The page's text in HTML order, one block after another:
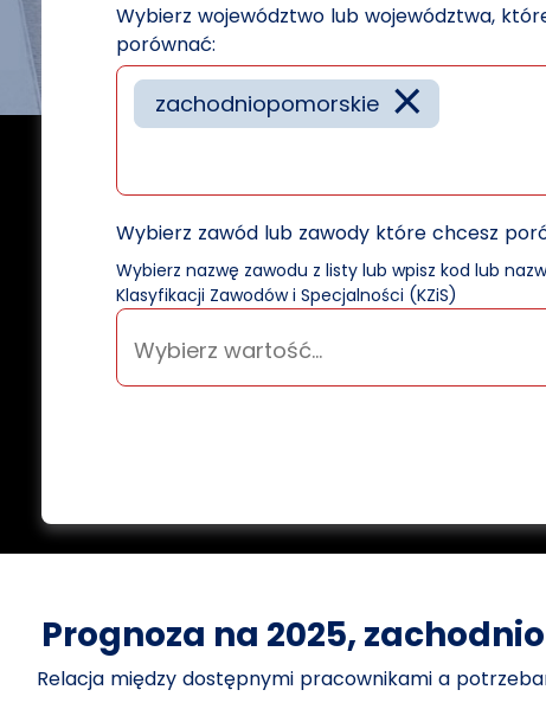
Wybierz województwo lub województwa,
porównać:
×
zachodniopomorskie
Wybierz zawód lub zawody które chcesz
Wybierz nazwę zawodu z listy lub wpisz kod lub
Klasyfikacji Zawodów i Specjalności (KZiS)
Prognoza na 2025,
Relacja między dostępnymi pracownikami a